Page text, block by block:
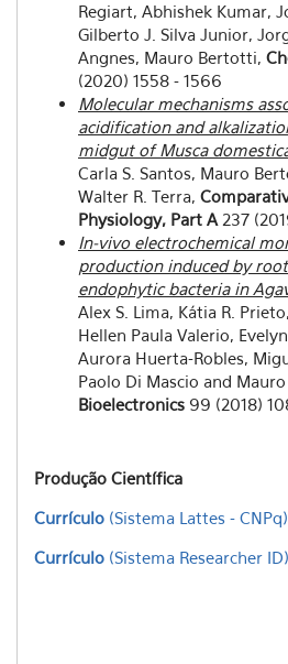
Regiart, Abhishek Kumar,
Gilberto J. Silva Junior,
Angnes, Mauro Bertotti,
(2020) 1558 - 1566
Molecular mechanisms
acidification and
midgut of Musca
Carla S. Santos, Mauro
Walter R. Terra,
Physiology, Part A 237
In-vivo electrochemical
production induced by
endophytic bacteria in
Alex S. Lima, Kátia R.
Hellen Paula Valerio,
Aurora Huerta-Robles,
Paolo Di Mascio and
Bioelectronics 99 (2018)
Produção Científica
Currículo (Sistema Lattes - CNPq)
Currículo (Sistema Researcher ID)